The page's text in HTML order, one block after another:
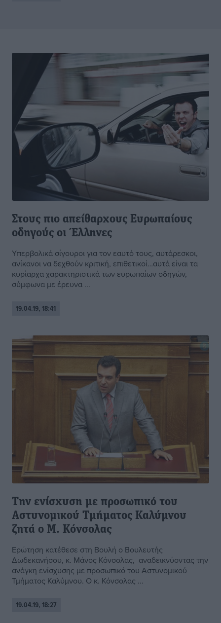
Στους πιο απείθαρχους Ευρωπαίους
οδηγούς οι Έλληνες
Υπερβολικά σίγουροι για τον εαυτό τους, αυτάρεσκοι,
ανίκανοι να δεχθούν κριτική, επιθετικοί…αυτά είναι τα
κυρίαρχα χαρακτηριστικά των ευρωπαίων οδηγών,
σύμφωνα με έρευνα ...
19.04.19, 18:41
Την ενίσχυση με προσωπικό του
Αστυνομικού Τμήματος Καλύμνου
ζητά ο Μ. Κόνσολας
Ερώτηση κατέθεσε στη Βουλή ο Βουλευτής
Δωδεκανήσου, κ. Μάνος Κόνσολας, αναδεικνύοντας την
ανάγκη ενίσχυσης με προσωπικό του Αστυνομικού
Τμήματος Καλύμνου. Ο κ. Κόνσολας ...
19.04.19, 18:27